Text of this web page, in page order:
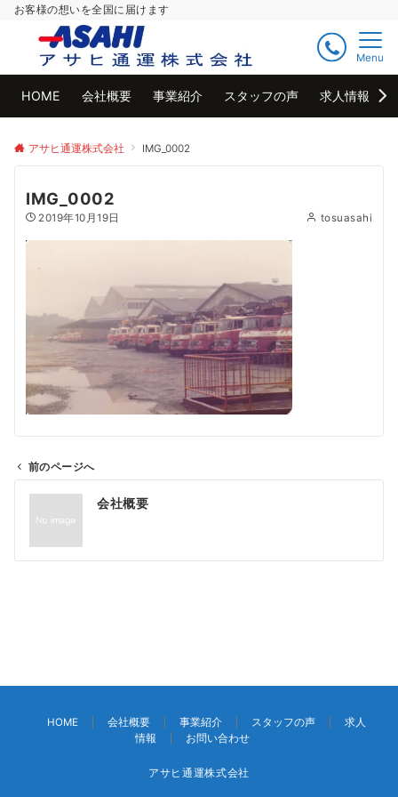
お客様の想いを全国に届けます
Menu
HOME 会社概要 事業紹介 スタッフの声 求人情報
アサヒ通運株式会社 IMG_0002
IMG_0002
2019年10月19日 tosuasahi
ビ
前のページへ
会社概要
HOME 会社概要 事業紹介 スタッフの声
求人
情報
お問い合わせ
アサヒ通運株式会社